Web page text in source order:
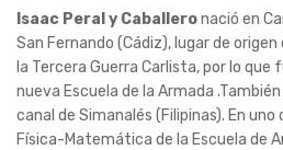
Isaac Peral y Caballeronació en
San Fernando (Cádiz), lugar de
la Tercera Guerra Carlista, por lo
nueva Escuela de la Armada
canal de Simanalés (Filipinas). En
Física-Matemática de la Escuela de